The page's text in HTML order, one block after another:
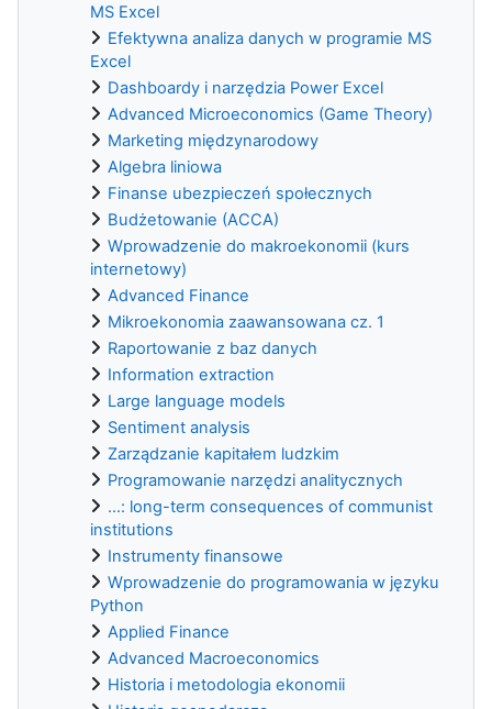
MS Excel
Efektywna analiza danych w programie MS
Excel
Dashboardy i narzędzia Power Excel
Advanced Microeconomics (Game Theory)
Marketing międzynarodowy
Algebra liniowa
Finanse ubezpieczeń społecznych
Budżetowanie (ACCA)
Wprowadzenie do makroekonomii (kurs
internetowy)
Advanced Finance
Mikroekonomia zaawansowana cz. 1
Raportowanie z baz danych
Information extraction
Large language models
Sentiment analysis
Zarządzanie kapitałem ludzkim
Programowanie narzędzi analitycznych
...: long-term consequences of communist
institutions
Instrumenty finansowe
Wprowadzenie do programowania w języku
Python
Applied Finance
Advanced Macroeconomics
Historia i metodologia ekonomii